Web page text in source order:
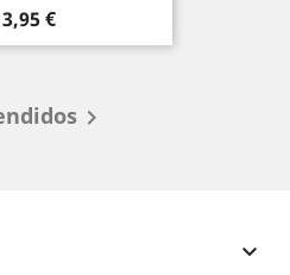
€

